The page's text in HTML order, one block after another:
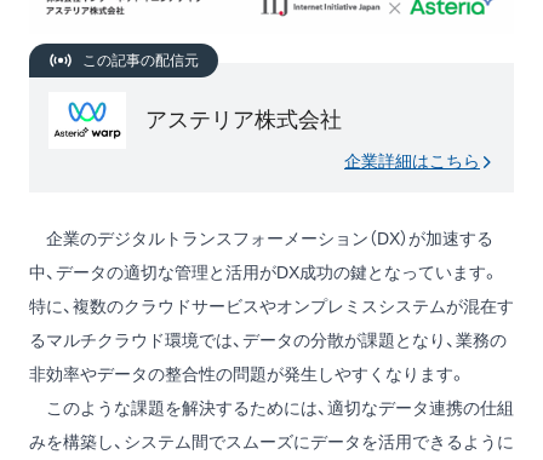
この記事の配信元
アステリア株式会社
企業詳細はこちら
企業のデジタルトランスフォーメーション（DX）が加速する
中、データの適切な管理と活用がDX成功の鍵となっています。
特に、複数のクラウドサービスやオンプレミスシステムが混在す
るマルチクラウド環境では、データの分散が課題となり、業務の
非効率やデータの整合性の問題が発生しやすくなります。
このような課題を解決するためには、適切なデータ連携の仕組
みを構築し、システム間でスムーズにデータを活用できるように